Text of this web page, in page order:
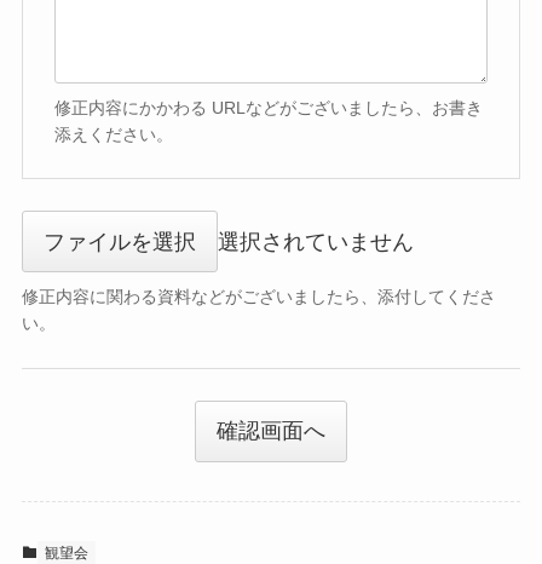
修正内容にかかわる URLなどがございましたら、お書き
添えください。
ファイルを選択 選択されていません
修正内容に関わる資料などがございましたら、添付してくださ
い。
確認画面へ
観望会